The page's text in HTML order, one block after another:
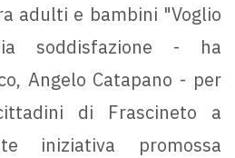
adulti e bambini "Voglio
soddisfazione - ha
Angelo Catapano - per
di Frascineto a
iniziativa promossa